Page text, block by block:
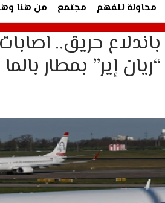
محاولة للفهم مجتمع من هنا
حريق..
إير” بمطار